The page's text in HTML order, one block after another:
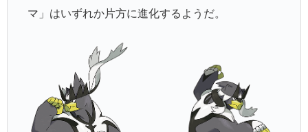
マ」はいずれか片方に進化するようだ。